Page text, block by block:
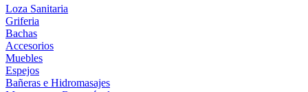
Loza Sanitaria
Griferia
Bachas
Accesorios
Muebles
Espejos
Bañeras e Hidromasajes